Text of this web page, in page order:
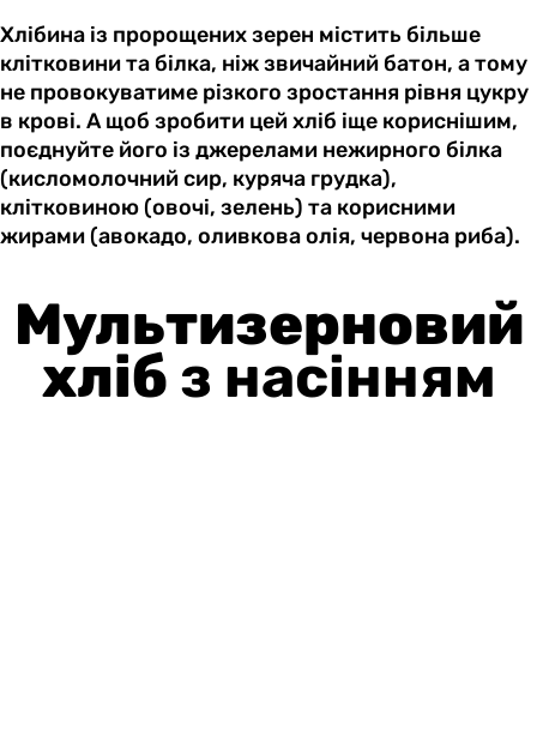
Хлібина із пророщених зерен містить більше
клітковини та білка, ніж звичайний батон, а тому
не провокуватиме різкого зростання рівня цукру
в крові. А щоб зробити цей хліб іще кориснішим,
поєднуйте його із джерелами нежирного білка
(кисломолочний сир, куряча грудка),
клітковиною (овочі, зелень) та корисними
жирами (авокадо, оливкова олія, червона риба).
Мультизерновий
хліб з насінням